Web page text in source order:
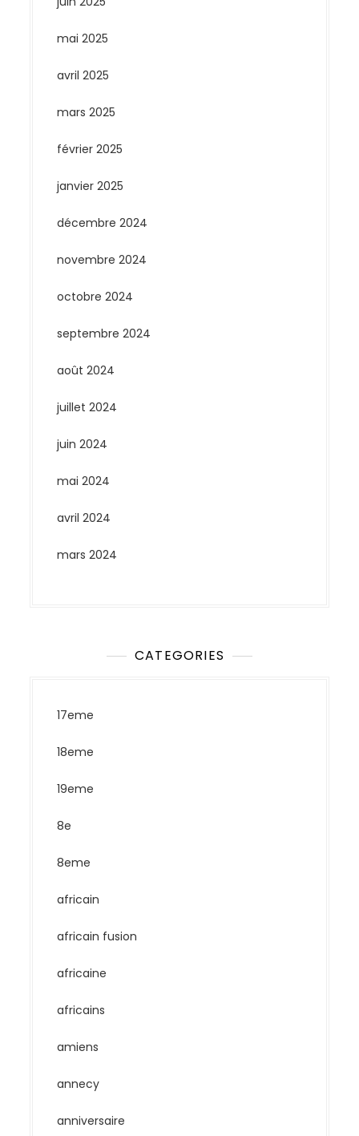
mai 2025
avril 2025
mars 2025
février 2025
janvier 2025
décembre 2024
novembre 2024
octobre 2024
septembre 2024
août 2024
juillet 2024
juin 2024
mai 2024
avril 2024
mars 2024
CATEGORIES
17eme
18eme
19eme
8e
8eme
africain
africain fusion
africaine
africains
amiens
annecy
anniversaire